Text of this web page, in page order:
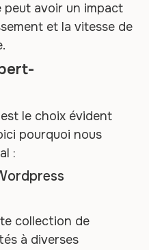
peut avoir un impact
et la vitesse de
est le choix évident
pourquoi nous
:
collection de
à diverses